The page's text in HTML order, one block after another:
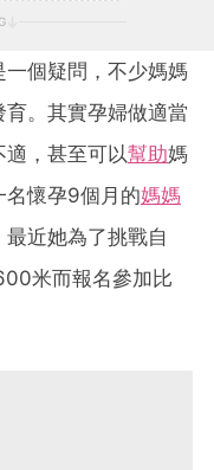
一個疑問，不少媽媽
。其實孕婦做適當
，甚至可以幫助媽
名懷孕9個月的媽媽
近她為了挑戰自
米而報名參加比